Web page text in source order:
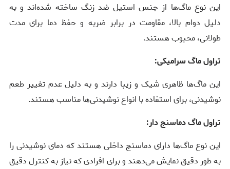
این نوع ماگ‌ها از جنس استیل ضد زنگ ساخته شده‌اند و به
دلیل دوام بالا، مقاومت در برابر ضربه و حفظ دما برای مدت
طولانی، محبوب هستند.
تراول ماگ سرامیکی:
این ماگ‌ها ظاهری شیک و زیبا دارند و به دلیل عدم تغییر طعم
نوشیدنی، برای استفاده با انواع نوشیدنی‌ها مناسب هستند.
تراول ماگ دماسنج دار:
این نوع ماگ‌ها دارای دماسنج داخلی هستند که دمای نوشیدنی را
به طور دقیق نمایش می‌دهند و برای افرادی که نیاز به کنترل دقیق